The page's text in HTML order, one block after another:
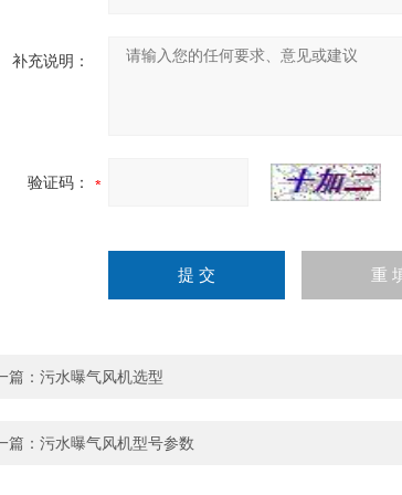
补充说明：
验证码：
篇： 污水曝气风机选型
篇： 污水曝气风机型号参数